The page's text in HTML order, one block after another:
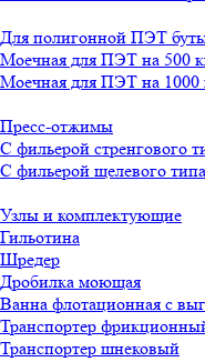
Для полигонной ПЭТ
Моечная для ПЭТ на 500
Моечная для ПЭТ на 1000
Пресс-отжимы
С фильерой стренгового
С фильерой щелевого типа
Узлы и комплектующие
Гильотина
Шредер
Дробилка моющая
Ванна флотационная с
Транспортер
Транспортер шнековый